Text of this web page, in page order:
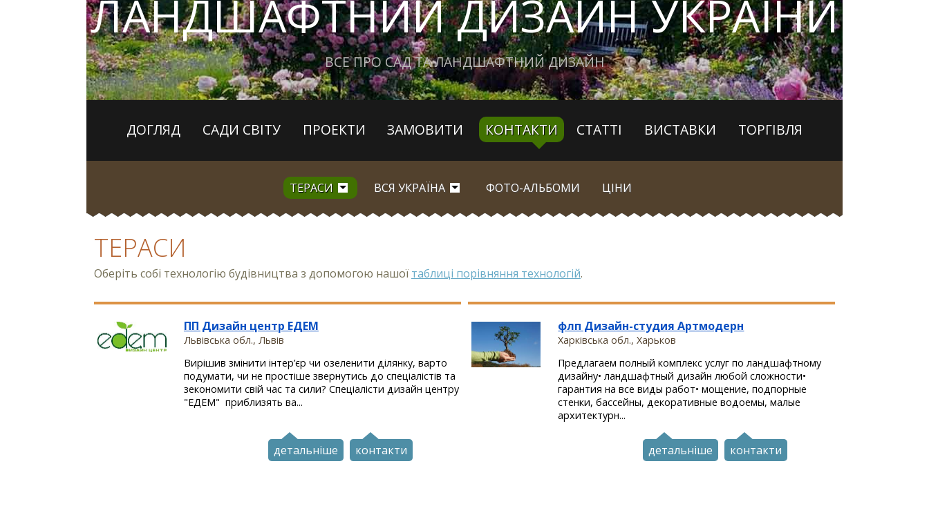
ЛАНДШАФТНИЙ ДИЗАЙН УКРАЇНИ
ВСЕ ПРО САД ТА ЛАНДШАФТНИЙ ДИЗАЙН
ДОГЛЯД САДИ СВІТУ ПРОЕКТИ ЗАМОВИТИ КОНТАКТИ СТАТТІ ВИСТАВКИ ТОРГІВЛЯ
ТЕРАСИ ВСЯ УКРАЇНА ФОТО-АЛЬБОМИ ЦІНИ
ТЕРАСИ
Оберіть собі технологію будівництва з допомогою нашої таблиці порівняння технологій.
ПП Дизайн центр ЕДЕМ
Львівська обл., Львів
Вирішив змінити інтер’єр чи озеленити ділянку, варто
подумати, чи не простіше звернутись до спеціалістів та
зекономити свій час та сили? Спеціалісти дизайн центру
"ЕДЕМ" приблизять ва...
детальніше контакти
флп Дизайн-студия Артмодерн
Харківська обл., Харьков
Предлагаем полный комплекс услуг по ландшафтному
дизайну• ландшафтный дизайн любой сложности•
гарантия на все виды работ• мощение, подпорные
стенки, бассейны, декоративные водоемы, малые
архитектурн...
детальніше контакти